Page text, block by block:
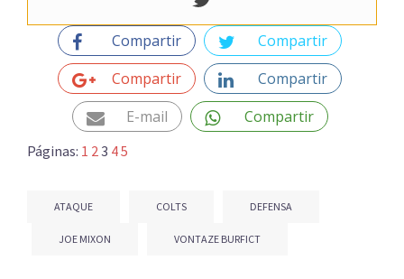
Compartir
Compartir
Compartir
Compartir
E-mail
Compartir
Páginas: 1 23 45
ATAQUE COLTS DEFENSA
JOE MIXON VONTAZE BURFICT